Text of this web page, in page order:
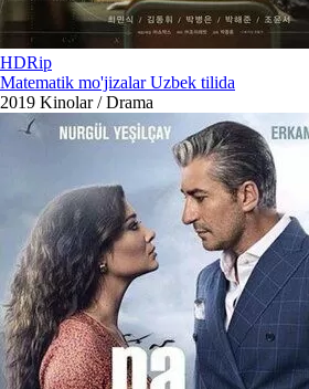
HDRip
Matematik mo'jizalar Uzbek tilida
2019 Kinolar / Drama